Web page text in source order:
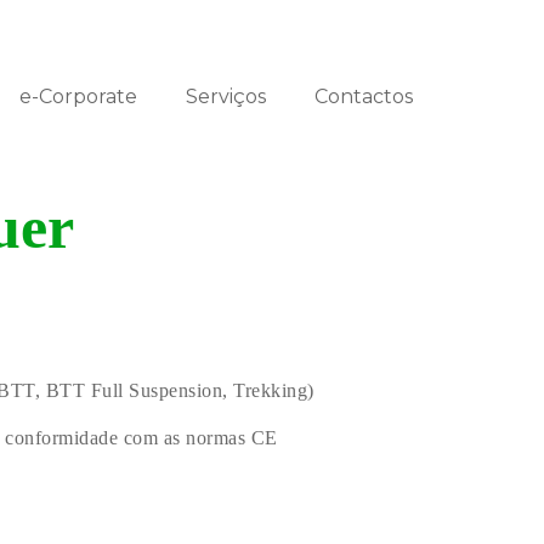
e-Corporate Serviços Contactos
BTT Full Suspension, Trekking)
com as normas CE